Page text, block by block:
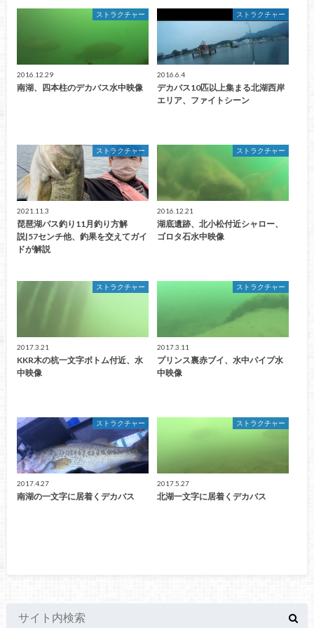
ストラクチャー
2016.12.29
南湖、四本柱のデカバス水中映像
ストラクチャー
2016.6.4
デカバス10匹以上集まる北湖西岸
エリア、ファイトシーン
ストラクチャー
2021.11.3
琵琶湖バス釣り11月釣り方解
説|57センチ他、釣果を交えてガイ
ドが解説
ストラクチャー
2016.12.21
湖底遺跡、北小松付近シャロー、
ゴロタ石水中映像
ストラクチャー
2017.3.21
KKR木の杭一文字ボトム付近、水
中映像
ストラクチャー
2017.3.11
プリンス裏赤ブイ、水中パイプ水
中映像
ストラクチャー
2017.4.27
南湖の一文字に居着くデカバス
ストラクチャー
2017.5.27
北湖一文字に居着くデカバス